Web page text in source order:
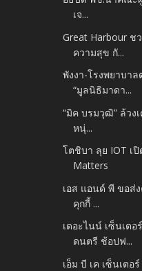
เจ...
Great Harbour ช
ความสุข กั...
พังงา-โรงพยาบา
“มูลนิธิมาดา...
“มิค บรมวุฒิ” ล้วง
หนุ่...
โตชิบา ลุย IOT เ
Matters
เอส แอนด์ พี ขอส่
คุกกี้ ...
เดอะไนน์ เซ็นเต
ดนตรี ช้อปฟ...
เอ็ม บี เค เซ็นเต